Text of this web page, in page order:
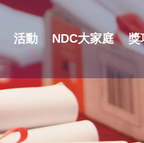
活動 NDC大家庭 獎